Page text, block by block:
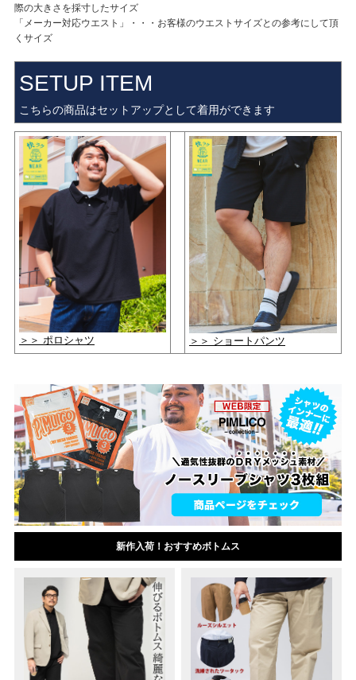
際の大きさを採寸したサイズ
「メーカー対応ウエスト」・・・お客様のウエストサイズとの参考にして頂
くサイズ
SETUP ITEM
こちらの商品はセットアップとして着用ができます
＞＞ ポロシャツ ＞＞ ショートパンツ
新作入荷！おすすめボトムス